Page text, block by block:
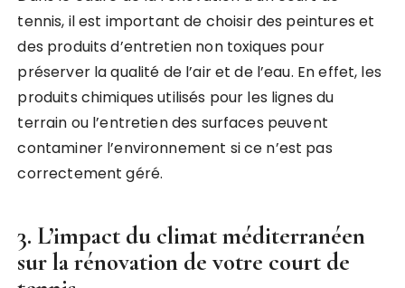
tennis, il est important de choisir des peintures et
des produits d’entretien non toxiques pour
préserver la qualité de l’air et de l’eau. En effet, les
produits chimiques utilisés pour les lignes du
terrain ou l’entretien des surfaces peuvent
contaminer l’environnement si ce n’est pas
correctement géré.
3. L’impact du climat méditerranéen
sur la rénovation de votre court de